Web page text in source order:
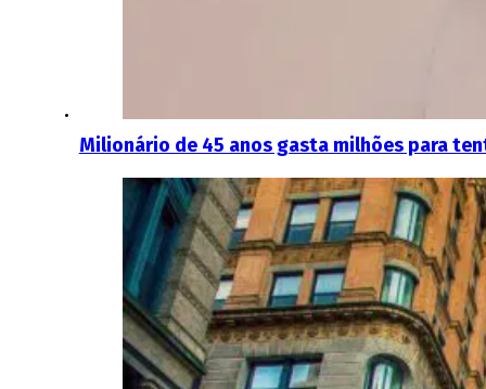
Milionário de 45 anos gasta milhões para